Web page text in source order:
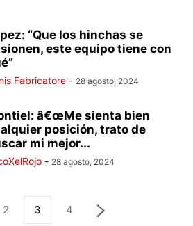
“Que los hinchas se
este equipo tiene con
Fabricatore - 28 agosto, 2024
â€œMe sienta bien
posición, trato de
mi mejor...
- 28 agosto, 2024
2 3 4